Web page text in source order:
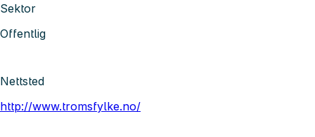
Sektor
Offentlig
Nettsted
http://www.tromsfylke.no/